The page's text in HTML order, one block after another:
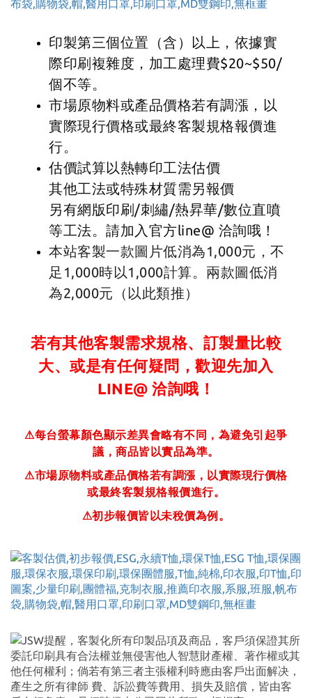
印製第三個位置（含）以上，依據實
際印刷複雜度，加工處理費$20~$50/
個不等。
市場原物料或產品價格若有調漲，以
實際現行價格或最終客製規格報價進
行。
估價試算以熱轉印工法估價
其他工法或特殊材質需另報價
另有網版印刷/刺繡/熱昇華/數位直噴
等工法。請加入官方line@ 洽詢哦！
本站客製一款圖片低消為1,000元，不
足1,000時以1,000計算。兩款圖低消
為2,000元（以此類推）
若有其他客製需求規格、訂製量比較
大、或是有任何疑問，歡迎先加入
LINE@ 洽詢哦！
⚠每台螢幕顏色顯示差異會略有不同，為避免引起爭
議，商品皆以實品為準。
⚠市場原物料或產品價格若有調漲，以實際現行價格
或最終客製規格報價進行。
⚠初步報價皆以未稅價為例。